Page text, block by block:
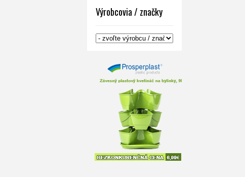
Výrobcovia / značky